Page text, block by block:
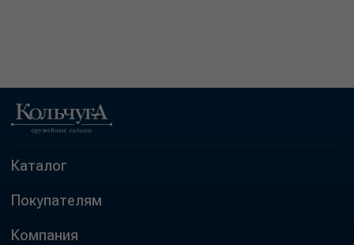
Каталог
Покупателям
Компания